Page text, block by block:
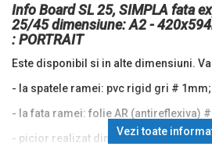
Info Board SL 25, SIMPLA fata
25/45 dimensiune: A2 -
: PORTRAIT
Este disponibil si in alte dimensiuni.
- la spatele ramei: pvc rigid gri # 1mm;
- la fata ramei: folie AR (antireflexiva)
- picior realizat din profil SL Aluminiu;
Vezi toate